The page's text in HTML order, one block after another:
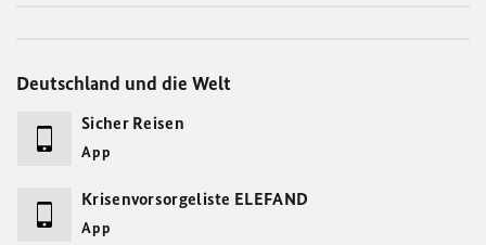
Deutschland und die Welt
Sicher Reisen
App
Krisenvorsorgeliste ELEFAND
App